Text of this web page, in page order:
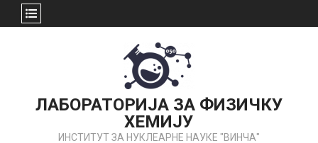
ЛАБОРАТОРИЈА ЗА ФИЗИЧКУ
ХЕМИЈУ
ИНСТИТУТ ЗА НУКЛЕАРНЕ НАУКЕ "ВИНЧА"